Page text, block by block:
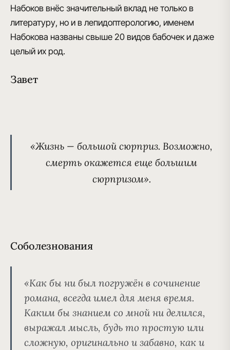
Набоков внёс значительный вклад не только в
литературу, но и в лепидоптерологию, именем
Набокова названы свыше 20 видов бабочек и даже
целый их род.
Завет
«Жизнь — большой сюрприз. Возможно,
смерть окажется еще большим
сюрпризом».
Соболезнования
«Как бы ни был погружён в сочинение
романа, всегда имел для меня время.
Каким бы знанием со мной ни делился,
выражал мысль, будь то простую или
сложную, оригинально и забавно, как и